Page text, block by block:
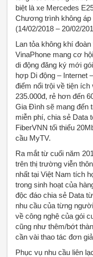
biệt là xe Mercedes
Chương trình không áp
(14/02/2018 – 20/02/
Lan tỏa không khí
VinaPhone mang cơ
di động đăng ký mới
hợp Di động – Internet
điểm nổi trội về tiện
235.000đ, rẻ hơn đến
Gia Đình sẽ mang đến
miễn phí, chia sẻ Data
FiberVNN tối thiểu
cầu MyTV.
Ra mắt từ cuối năm
trên thị trường viễn
nhất tại Việt Nam tích
trong sinh hoạt của
độc đáo chia sẻ Data
nhu cầu của từng
về công nghệ của gói
cũng như thêm/bớt
cần vài thao tác đơn
Phục vụ nhu cầu liên